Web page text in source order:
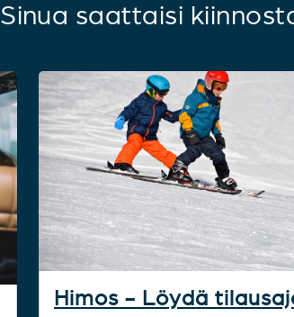
Sinua saattaisi
Himos - Löydä